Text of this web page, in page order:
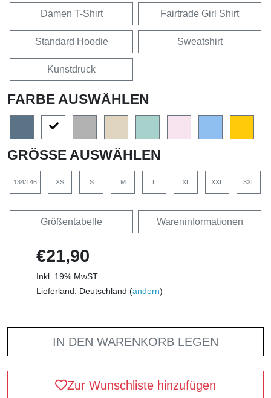
Damen T-Shirt Fairtrade Girl Shirt
Standard Hoodie Sweatshirt
Kunstdruck
FARBE AUSWÄHLEN
GRÖSSE AUSWÄHLEN
134/146 XS S M L XL XXL 3XL
Größentabelle Wareninformationen
€21,90
Inkl. 19% MwST
Lieferland: Deutschland (ändern)
IN DEN WARENKORB LEGEN
Zur Wunschliste hinzufügen